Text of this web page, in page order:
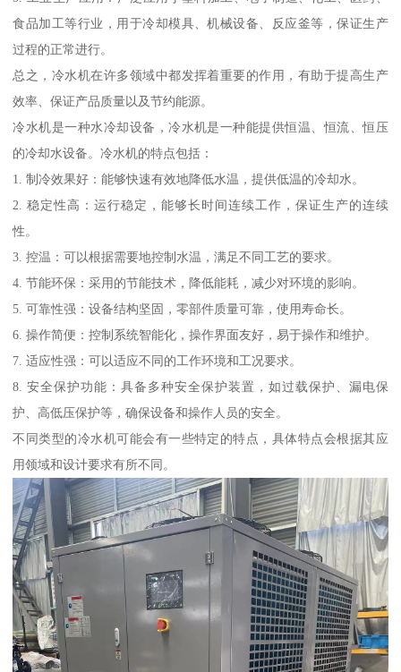
食品加工等行业，用于冷却模具、机械设备、反应釜等，保证生产
过程的正常进行。
总之，冷水机在许多领域中都发挥着重要的作用，有助于提高生产
效率、保证产品质量以及节约能源。
冷水机是一种水冷却设备，冷水机是一种能提供恒温、恒流、恒压
的冷却水设备。冷水机的特点包括：
1. 制冷效果好：能够快速有效地降低水温，提供低温的冷却水。
2. 稳定性高：运行稳定，能够长时间连续工作，保证生产的连续
性。
3. 控温：可以根据需要地控制水温，满足不同工艺的要求。
4. 节能环保：采用的节能技术，降低能耗，减少对环境的影响。
5. 可靠性强：设备结构坚固，零部件质量可靠，使用寿命长。
6. 操作简便：控制系统智能化，操作界面友好，易于操作和维护。
7. 适应性强：可以适应不同的工作环境和工况要求。
8. 安全保护功能：具备多种安全保护装置，如过载保护、漏电保
护、高低压保护等，确保设备和操作人员的安全。
不同类型的冷水机可能会有一些特定的特点，具体特点会根据其应
用领域和设计要求有所不同。